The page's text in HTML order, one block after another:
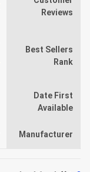
Reviews
Best Sellers
Rank
Date First
Available
Manufacturer